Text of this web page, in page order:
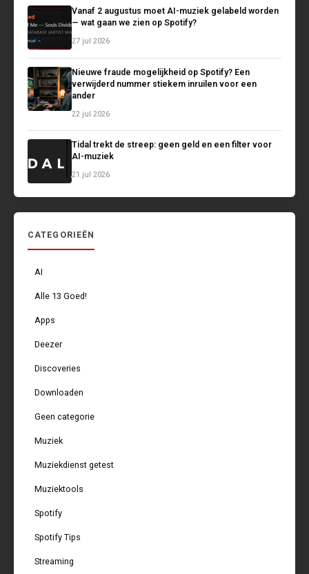
Vanaf 2 augustus moet AI-muziek gelabeld worden
— wat gaan we zien op Spotify?
27 jul 2026
Nieuwe fraude mogelijkheid op Spotify? Een
verwijderd nummer stiekem inruilen voor een
ander
22 jul 2026
Tidal trekt de streep: geen geld en een filter voor
AI-muziek
21 jul 2026
CATEGORIEËN
AI
Alle 13 Goed!
Apps
Deezer
Discoveries
Downloaden
Geen categorie
Muziek
Muziekdienst getest
Muziektools
Spotify
Spotify Tips
Streaming